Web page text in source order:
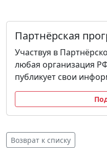
Партнёрская
Участвуя в
любая организация
публикует свои
Возврат к списку